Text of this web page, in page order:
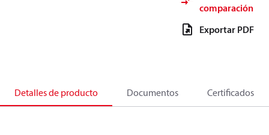
comparación
Exportar PDF
Detalles de producto Documentos Certificados